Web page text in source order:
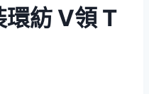
紡 V領 T